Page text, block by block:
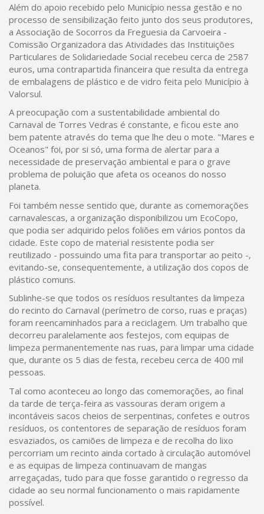
Além do apoio recebido pelo Município nessa gestão e no
processo de sensibilização feito junto dos seus produtores,
a Associação de Socorros da Freguesia da Carvoeira -
Comissão Organizadora das Atividades das Instituições
Particulares de Solidariedade Social recebeu cerca de 2587
euros, uma contrapartida financeira que resulta da entrega
de embalagens de plástico e de vidro feita pelo Município à
Valorsul.
A preocupação com a sustentabilidade ambiental do
Carnaval de Torres Vedras é constante, e ficou este ano
bem patente através do tema que lhe deu o mote. "Mares e
Oceanos" foi, por si só, uma forma de alertar para a
necessidade de preservação ambiental e para o grave
problema de poluição que afeta os oceanos do nosso
planeta.
Foi também nesse sentido que, durante as comemorações
carnavalescas, a organização disponibilizou um EcoCopo,
que podia ser adquirido pelos foliões em vários pontos da
cidade. Este copo de material resistente podia ser
reutilizado - possuindo uma fita para transportar ao peito -,
evitando-se, consequentemente, a utilização dos copos de
plástico comuns.
Sublinhe-se que todos os resíduos resultantes da limpeza
do recinto do Carnaval (perímetro de corso, ruas e praças)
foram reencaminhados para a reciclagem. Um trabalho que
decorreu paralelamente aos festejos, com equipas de
limpeza permanentemente nas ruas, para limpar uma cidade
que, durante os 5 dias de festa, recebeu cerca de 400 mil
pessoas.
Tal como aconteceu ao longo das comemorações, ao final
da tarde de terça-feira as vassouras deram origem a
incontáveis sacos cheios de serpentinas, confetes e outros
resíduos, os contentores de separação de resíduos foram
esvaziados, os camiões de limpeza e de recolha do lixo
percorriam um recinto ainda cortado à circulação automóvel
e as equipas de limpeza continuavam de mangas
arregaçadas, tudo para que fosse garantido o regresso da
cidade ao seu normal funcionamento o mais rapidamente
possível.